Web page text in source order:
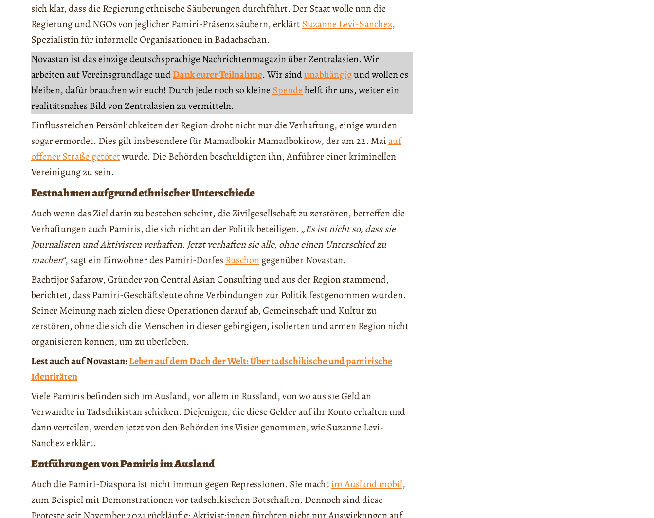
sich klar, dass die Regierung ethnische Säuberungen durchführt. Der Staat wolle nun die
Regierung und NGOs von jeglicher Pamiri-Präsenz säubern, erklärtSuzanne Levi-Sanchez,
Spezialistin für informelle Organisationen in Badachschan.
Novastan ist das einzige deutschsprachige Nachrichtenmagazin über Zentralasien. Wir
arbeiten auf Vereinsgrundlage undDank eurer Teilnahme. Wir sindunabhängigund wollen es
bleiben, dafür brauchen wir euch! Durch jede noch so kleine Spendehelft ihr uns, weiter ein
realitätsnahes Bild von Zentralasien zu vermitteln.
Einflussreichen Persönlichkeiten der Region droht nicht nur die Verhaftung, einige wurden
sogar ermordet. Dies gilt insbesondere für Mamadbokir Mamadbokirow, der am 22. Maiauf
offener Straße getötetwurde. Die Behörden beschuldigten ihn, Anführer einer kriminellen
Vereinigung zu sein.
Festnahmen aufgrund ethnischer Unterschiede
Auch wenn das Ziel darin zu bestehen scheint, die Zivilgesellschaft zu zerstören, betreffen die
Verhaftungen auch Pamiris, die sich nicht an der Politik beteiligen. „Es ist nicht so, dass sie
Journalisten und Aktivisten verhaften. Jetzt verhaften sie alle, ohne einen Unterschied zu
machen“, sagt ein Einwohner des Pamiri-Dorfes Ruschongegenüber Novastan.
Bachtijor Safarow, Gründer von Central Asian Consulting und aus der Region stammend,
berichtet, dass Pamiri-Geschäftsleute ohne Verbindungen zur Politik festgenommen wurden.
Seiner Meinung nach zielen diese Operationen darauf ab, Gemeinschaft und Kultur zu
zerstören, ohne die sich die Menschen in dieser gebirgigen, isolierten und armen Region nicht
organisieren können, um zu überleben.
Lest auch auf Novastan:Leben auf dem Dach der Welt: Über tadschikische und pamirische
Identitäten
Viele Pamiris befinden sich im Ausland, vor allem in Russland, von wo aus sie Geld an
Verwandte in Tadschikistan schicken. Diejenigen, die diese Gelder auf ihr Konto erhalten und
dann verteilen, werden jetzt von den Behörden ins Visier genommen, wie Suzanne Levi-
Sanchez erklärt.
Entführungen von Pamiris im Ausland
Auch die Pamiri-Diaspora ist nicht immun gegen Repressionen. Sie machtim Ausland mobil,
zum Beispiel mit Demonstrationen vor tadschikischen Botschaften. Dennoch sind diese
Proteste seit November 2021 rückläufig: Aktivist:innen fürchten nicht nur Auswirkungen auf